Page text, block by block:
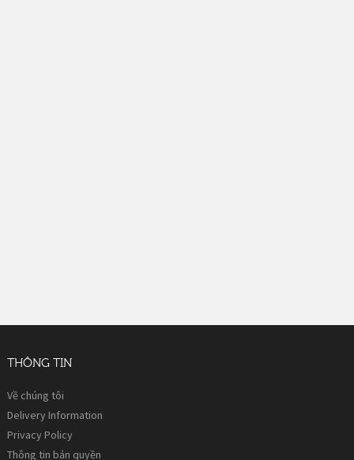
THÔNG TIN
Về chúng tôi
Delivery Information
Privacy Policy
Thông tin bản quyền